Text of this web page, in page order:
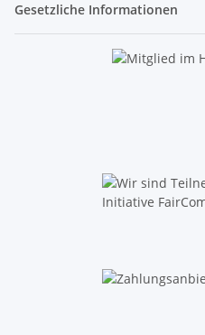
Gesetzliche Informationen